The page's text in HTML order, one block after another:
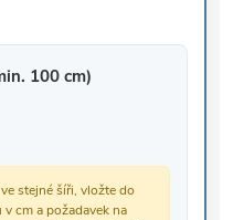
100 cm)
stejné šíři, vložte do
cm a požadavek na